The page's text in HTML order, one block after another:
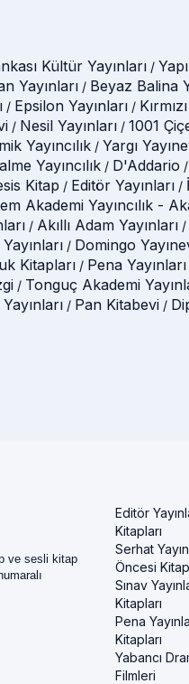
Kültür Yayınları /
Yayınları / Beyaz Balina
/ Epsilon Yayınları /
/ Nesil Yayınları / 1001
Yayıncılık / Yargı
Yayıncılık / D'Addario /
Kitap / Editör Yayınları /
Akademi Yayıncılık -
/ Akıllı Adam Yayınları /
/ Domingo
Kitapları / Pena Yayınları
/ Tonguç Akademi
/ Pan Kitabevi /
ve sesli kitap
Editör
Kitapları
Serhat
Öncesi
Sınav
Kitapları
Pena
Kitapları
Yabancı
Filmleri